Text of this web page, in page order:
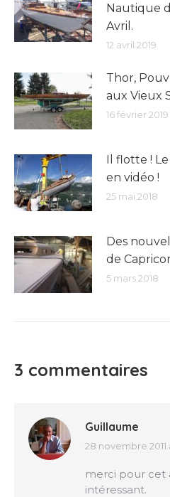
Nautique
Avril.
12 avril 2019
Thor,
aux Vieux
16 février 2019
Il flotte !
en vidéo !
25 mai 2018
Des
de
5 mars 2018
3 commentaires
Guillaume
dit
28 novembre 2011
merci pour cet
intéressant.